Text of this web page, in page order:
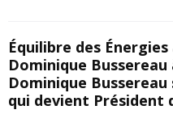
Équilibre des
Dominique Bussereau
Dominique
qui devient Président